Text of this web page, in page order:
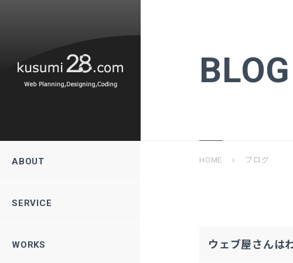
ABOUT
SERVICE
WORKS
BLOG
HOME chevron_right ブログ
ウェブ屋さんは